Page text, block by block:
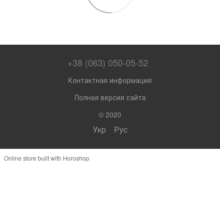
+38 (063) 050-05-52
Контактная информация
Полная версия сайта
© 2020
Укр Рус
Online store built with Horoshop